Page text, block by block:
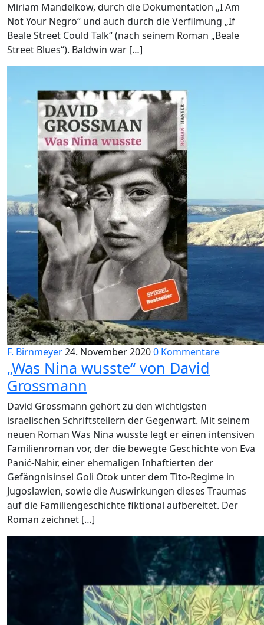
Miriam Mandelkow, durch die Dokumentation „I Am
Not Your Negro“ und auch durch die Verfilmung „If
Beale Street Could Talk“ (nach seinem Roman „Beale
Street Blues“). Baldwin war […]
F. Birnmeyer24. November 20200 Kommentare
„Was Nina wusste“ von David
Grossmann
David Grossmann gehört zu den wichtigsten
israelischen Schriftstellern der Gegenwart. Mit seinem
neuen Roman Was Nina wusste legt er einen intensiven
Familienroman vor, der die bewegte Geschichte von Eva
Panić-Nahir, einer ehemaligen Inhaftierten der
Gefängnisinsel Goli Otok unter dem Tito-Regime in
Jugoslawien, sowie die Auswirkungen dieses Traumas
auf die Familiengeschichte fiktional aufbereitet. Der
Roman zeichnet […]